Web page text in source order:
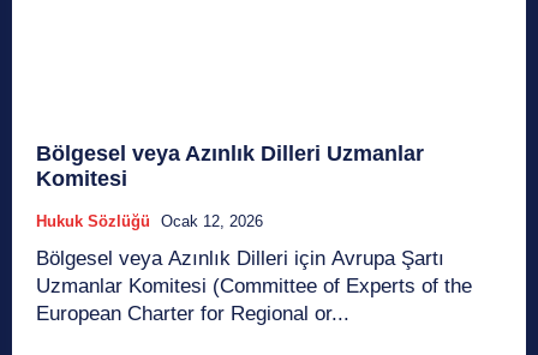
Bölgesel veya Azınlık Dilleri Uzmanlar
Komitesi
Hukuk Sözlüğü Ocak 12, 2026
Bölgesel veya Azınlık Dilleri için Avrupa Şartı
Uzmanlar Komitesi (Committee of Experts of the
European Charter for Regional or...